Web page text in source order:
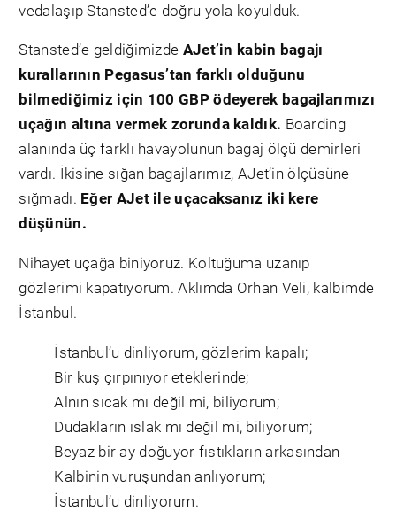
vedalaşıp Stansted’e doğru yola koyulduk.
Stansted’e geldiğimizde AJet’in kabin bagajı
kurallarının Pegasus’tan farklı olduğunu
bilmediğimiz için 100 GBP ödeyerek bagajlarımızı
uçağın altına vermek zorunda kaldık. Boarding
alanında üç farklı havayolunun bagaj ölçü demirleri
vardı. İkisine sığan bagajlarımız, AJet’in ölçüsüne
sığmadı. Eğer AJet ile uçacaksanız iki kere
düşünün.
Nihayet uçağa biniyoruz. Koltuğuma uzanıp
gözlerimi kapatıyorum. Aklımda Orhan Veli, kalbimde
İstanbul.
İstanbul’u dinliyorum, gözlerim kapalı;
Bir kuş çırpınıyor eteklerinde;
Alnın sıcak mı değil mi, biliyorum;
Dudakların ıslak mı değil mi, biliyorum;
Beyaz bir ay doğuyor fıstıkların arkasından
Kalbinin vuruşundan anlıyorum;
İstanbul’u dinliyorum.